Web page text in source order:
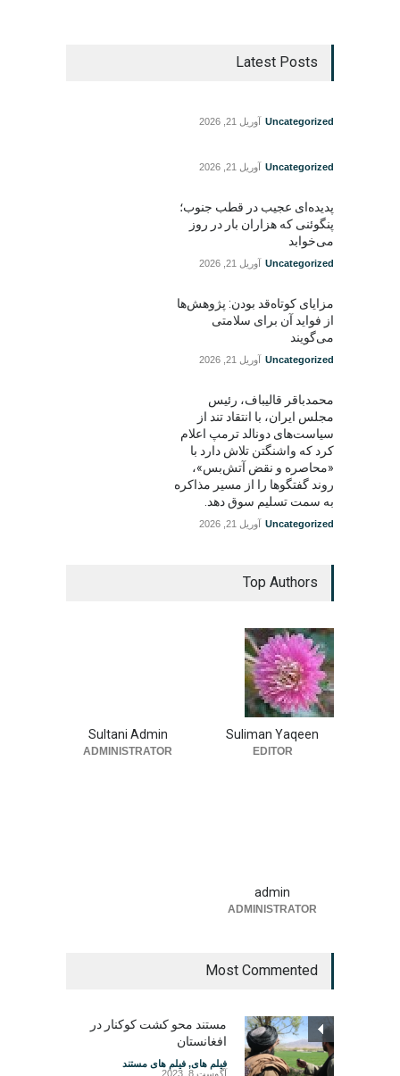
Latest Posts
Uncategorized آوریل 21, 2026
Uncategorized آوریل 21, 2026
پدیده‌ای عجیب در قطب جنوب؛
پنگوئنی که هزاران بار در روز
می‌خوابد
Uncategorized آوریل 21, 2026
مزایای کوتاه‌قد بودن: پژوهش‌ها
از فواید آن برای سلامتی
می‌گویند
Uncategorized آوریل 21, 2026
محمدباقر قالیباف، رئیس
مجلس ایران، با انتقاد تند از
سیاست‌های دونالد ترمپ اعلام
کرد که واشنگتن تلاش دارد با
«محاصره و نقض آتش‌بس»،
روند گفتگوها را از مسیر مذاکره
به سمت تسلیم سوق دهد.
Uncategorized آوریل 21, 2026
Top Authors
Suliman Yaqeen
EDITOR
Sultani Admin
ADMINISTRATOR
admin
ADMINISTRATOR
Most Commented
مستند محو کشت کوکنار در
افغانستان
فیلم های, فیلم های مستند
آگوست 8, 2023